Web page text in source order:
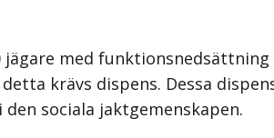
jägare med
krävs dispens. Dessa
sociala jaktgemenskapen.